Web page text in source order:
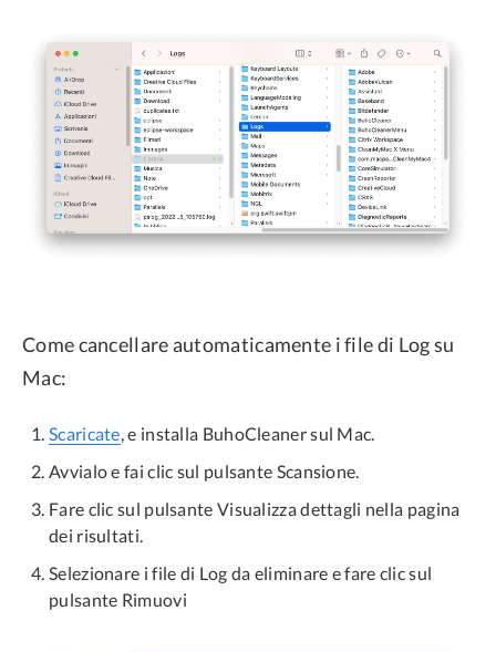
Come cancellare automaticamente i file di Log su
Mac:
Scaricate , e installa BuhoCleaner sul Mac.
Avvialo e fai clic sul pulsante Scansione.
Fare clic sul pulsante Visualizza dettagli nella pagina
dei risultati.
Selezionare i file di Log da eliminare e fare clic sul
pulsante Rimuovi